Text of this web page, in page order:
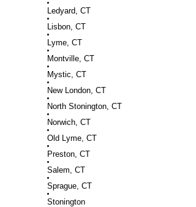
Ledyard, CT
Lisbon, CT
Lyme, CT
Montville, CT
Mystic, CT
New London, CT
North Stonington, CT
Norwich, CT
Old Lyme, CT
Preston, CT
Salem, CT
Sprague, CT
Stonington